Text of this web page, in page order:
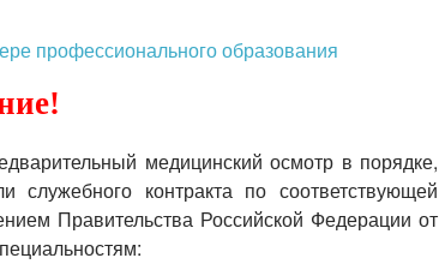
профессионального образования
медицинский осмотр в порядке,
служебного контракта по соответствующей
Правительства Российской Федерации от